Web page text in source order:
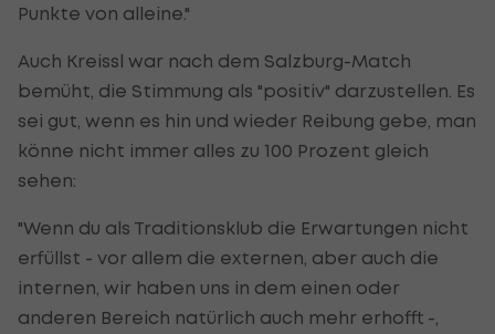
Punkte von alleine."
Auch Kreissl war nach dem Salzburg-Match
bemüht, die Stimmung als "positiv" darzustellen. Es
sei gut, wenn es hin und wieder Reibung gebe, man
könne nicht immer alles zu 100 Prozent gleich
sehen:
"Wenn du als Traditionsklub die Erwartungen nicht
erfüllst - vor allem die externen, aber auch die
internen, wir haben uns in dem einen oder
anderen Bereich natürlich auch mehr erhofft -,